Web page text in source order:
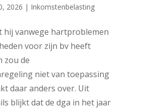
2026 | Inkomstenbelasting
hij vanwege hartproblemen
voor zijn bv heeft
zou de
niet van toepassing
daar anders over. Uit
blijkt dat de dga in het jaar